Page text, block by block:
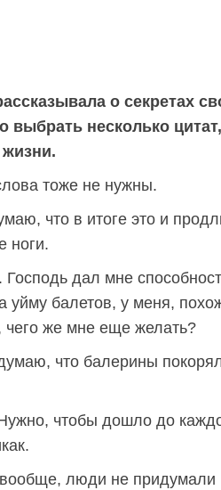
о секретах
выбрать несколько цитат,
тоже не нужны.
что в итоге это и
ноги.
дал мне
уйму балетов, у меня,
же мне еще желать?
что балерины
чтобы дошло до
люди не придумали